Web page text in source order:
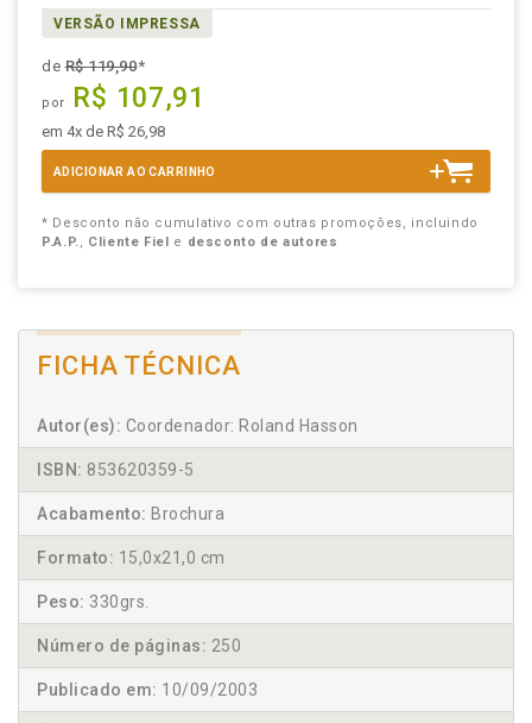
VERSÃO IMPRESSA
deR$ 119,90*
por R$ 107,91
em 4x de R$ 26,98
ADICIONAR AO CARRINHO
* Desconto não cumulativo com outras promoções, incluindo
P.A.P., Cliente Fiel e desconto de autores
FICHA TÉCNICA
Autor(es): Coordenador: Roland Hasson
ISBN: 853620359-5
Acabamento: Brochura
Formato: 15,0x21,0 cm
Peso: 330grs.
Número de páginas: 250
Publicado em: 10/09/2003